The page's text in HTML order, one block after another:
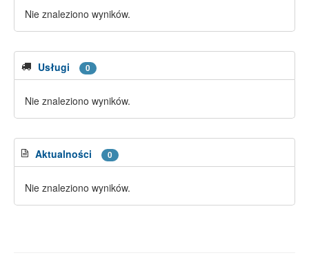
Nie znaleziono wyników.
Usługi 0
Nie znaleziono wyników.
Aktualności 0
Nie znaleziono wyników.